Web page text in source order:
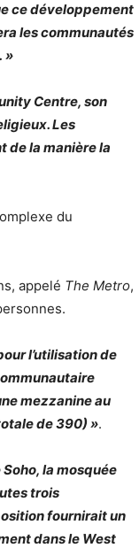
ce développement
les communautés
»
Centre, son
Les
de la manière la
du
appelé The Metro,
l’utilisation de
mezzanine au
de 390) ».
la mosquée
trois
fournirait un
dans le West